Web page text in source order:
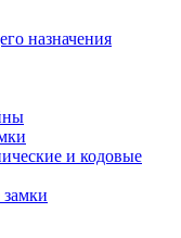
назначения
и кодовые